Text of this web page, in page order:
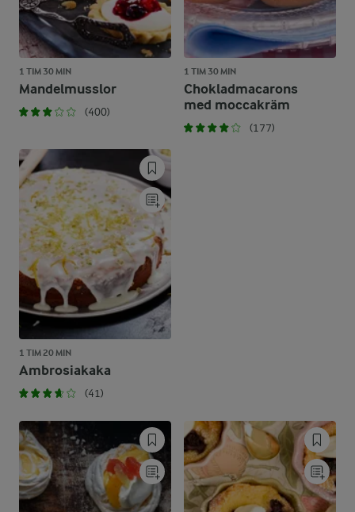
1 TIM 30 MIN
Mandelmusslor
(400)
1 TIM 30 MIN
Chokladmacarons
med moccakräm
(177)
1 TIM 20 MIN
Ambrosiakaka
(41)